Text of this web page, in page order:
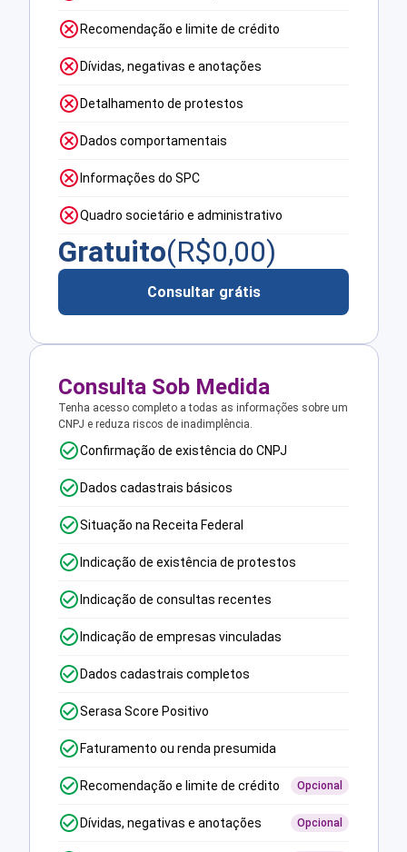
Recomendação e limite de crédito
Dívidas, negativas e anotações
Detalhamento de protestos
Dados comportamentais
Informações do SPC
Quadro societário e administrativo
Gratuito(R$0,00)
Consultar grátis
Consulta Sob Medida
Tenha acesso completo a todas as informações sobre um
CNPJ e reduza riscos de inadimplência.
Confirmação de existência do CNPJ
Dados cadastrais básicos
Situação na Receita Federal
Indicação de existência de protestos
Indicação de consultas recentes
Indicação de empresas vinculadas
Dados cadastrais completos
Serasa Score Positivo
Faturamento ou renda presumida
Recomendação e limite de crédito Opcional
Dívidas, negativas e anotações Opcional